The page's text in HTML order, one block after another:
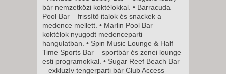
2027. MÁRCIUS 08., HÉTFŐ -
8 NAP / 7 ÉJSZAKA
2027. MÁRCIUS 08., HÉTFŐ -
11 NAP / 10 ÉJSZAKA
2027. MÁRCIUS 11.,
bár nemzetközi koktélokkal. • Barracuda
Pool Bar – frissítő italok és snackek a
medence mellett. • Marlin Pool Bar –
koktélok nyugodt medenceparti
hangulatban. • Spin Music Lounge & Half
Time Sports Bar – sportbár és zenei lounge
esti programokkal. • Sugar Reef Beach Bar
– exkluzív tengerparti bár Club Access